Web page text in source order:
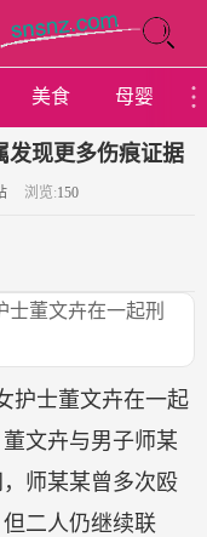
美食 母婴
发现更多伤痕证据
浏览:150
士董文卉在一起刑
护士董文卉在一起
文卉与男子师某
师某某曾多次殴
二人仍继续联